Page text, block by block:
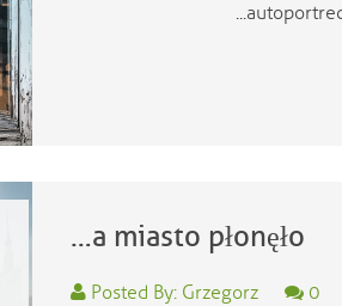
…a miasto płonęło
Posted By: Grzegorz 0